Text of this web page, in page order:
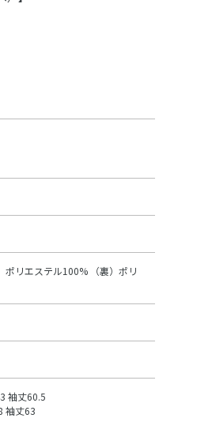
ポリエステル100% （裏）ポリ
袖丈60.5
袖丈63